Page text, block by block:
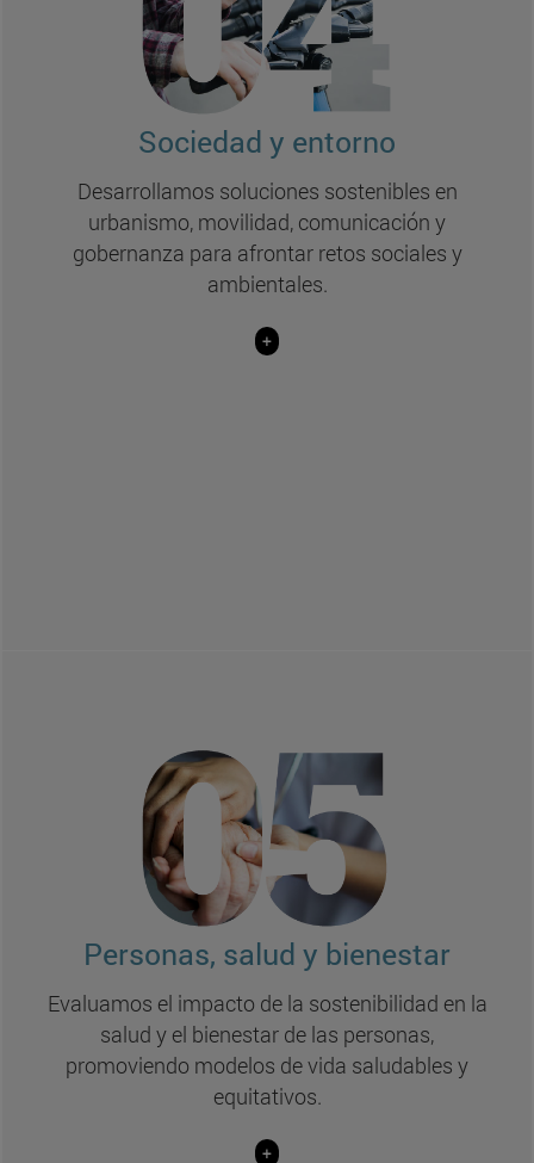
Sociedad y entorno
Desarrollamos soluciones sostenibles en
urbanismo, movilidad, comunicación y
gobernanza para afrontar retos sociales y
ambientales.
+
Infraestructura verde urbana
(Filosofía y Letras y BIOMA)
Comunicación de la ciencia
(Comunicación, BIOMA e ISSA)
Movilidad sostenible
(Filosofía y Letras y BIOMA)
Dinámica de multitudes en entornos urbanos
Medio ambiente y humanidades
Personas, salud y bienestar
Evaluamos el impacto de la sostenibilidad en la
salud y el bienestar de las personas,
promoviendo modelos de vida saludables y
equitativos.
+
Trabajo como motor de desarrollo sostenible
(Filosofía y Letras, Teología, Económicas y Enfermería)
Estilos de vida y bienestar psicológico
(Medicina, Enfermería, Educación y Psicología, ICS)
Familia y salud familiar
Calidad y sostenibilidad del sistema sanitario
(Enfermería)
Cuidado centrado en la persona